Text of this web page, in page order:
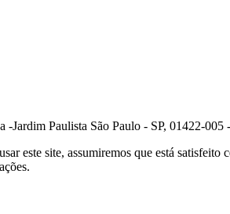
Paulista São Paulo - SP, 01422-
este site, assumiremos que está